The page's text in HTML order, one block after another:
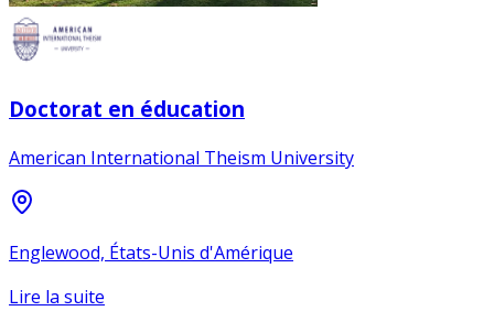
Doctorat en éducation
American International Theism University
Englewood, États-Unis d'Amérique
Lire la suite